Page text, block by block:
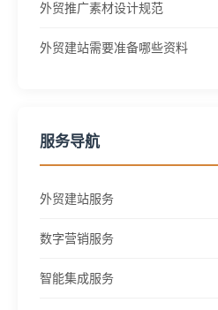
外贸推广素材设计规范
外贸建站需要准备哪些资料
服务导航
外贸建站服务
数字营销服务
智能集成服务